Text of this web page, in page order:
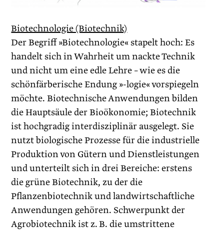
Biotechnologie (Biotechnik)
Der Begriff »Biotechnologie« stapelt hoch: Es
handelt sich in Wahrheit um nackte Technik
und nicht um eine edle Lehre – wie es die
schönfärberische Endung »-logie« vorspiegeln
möchte. Biotechnische Anwendungen bilden
die Hauptsäule der Bioökonomie; Biotechnik
ist hochgradig interdisziplinär ausgelegt. Sie
nutzt biologische Prozesse für die industrielle
Produktion von Gütern und Dienstleistungen
und unterteilt sich in drei Bereiche: erstens
die grüne Biotechnik, zu der die
Pflanzenbiotechnik und landwirtschaftliche
Anwendungen gehören. Schwerpunkt der
Agrobiotechnik ist z. B. die umstrittene